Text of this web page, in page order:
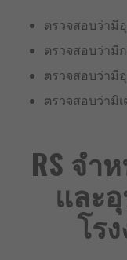
ตรวจสอบว่ามี
ตรวจสอบว่ามี
ตรวจสอบว่ามี
ตรวจสอบว่ามิ
RS จำ
และ
โร